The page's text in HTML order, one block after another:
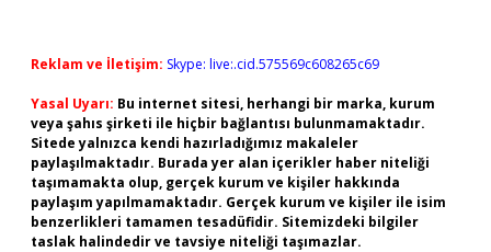
Reklam ve İletişim: Skype: live:.cid.575569c608265c69
Yasal Uyarı: Bu internet sitesi, herhangi bir marka, kurum
veya şahıs şirketi ile hiçbir bağlantısı bulunmamaktadır.
Sitede yalnızca kendi hazırladığımız makaleler
paylaşılmaktadır. Burada yer alan içerikler haber niteliği
taşımamakta olup, gerçek kurum ve kişiler hakkında
paylaşım yapılmamaktadır. Gerçek kurum ve kişiler ile isim
benzerlikleri tamamen tesadüfidir. Sitemizdeki bilgiler
taslak halindedir ve tavsiye niteliği taşımazlar.